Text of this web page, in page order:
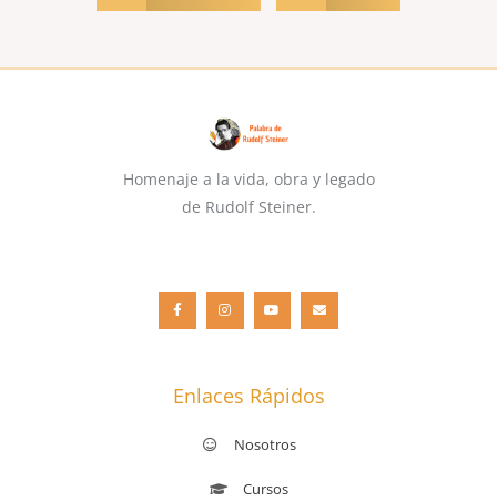
Homenaje a la vida, obra y legado
de Rudolf Steiner.
c
e
b
o
s
t
a
g
u
t
u
b
v
e
l
o
Enlaces Rápidos
Nosotros
Cursos